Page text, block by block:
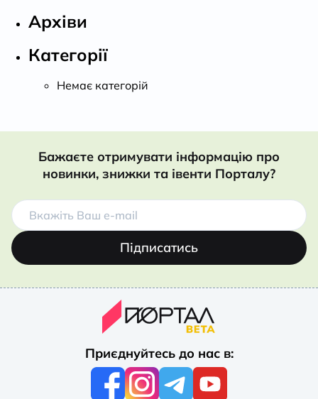
Архіви
Категорії
Немає категорій
Бажаєте отримувати інформацію про
новинки, знижки та івенти Порталу?
Підписатись
Приєднуйтесь до нас в: